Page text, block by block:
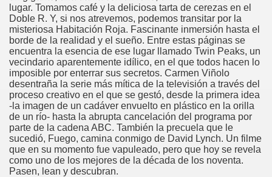
lugar. Tomamos café y la deliciosa tarta de cerezas en el
Doble R. Y, si nos atrevemos, podemos transitar por la
misteriosa Habitación Roja. Fascinante inmersión hasta el
borde de la realidad y el sueño. Entre estas páginas se
encuentra la esencia de ese lugar llamado Twin Peaks, un
vecindario aparentemente idílico, en el que todos hacen lo
imposible por enterrar sus secretos. Carmen Viñolo
desentraña la serie más mítica de la televisión a través del
proceso creativo en el que se gestó, desde la primera idea
-la imagen de un cadáver envuelto en plástico en la orilla
de un río- hasta la abrupta cancelación del programa por
parte de la cadena ABC. También la precuela que le
sucedió, Fuego, camina conmigo de David Lynch. Un filme
que en su momento fue vapuleado, pero que hoy se revela
como uno de los mejores de la década de los noventa.
Pasen, lean y descubran.